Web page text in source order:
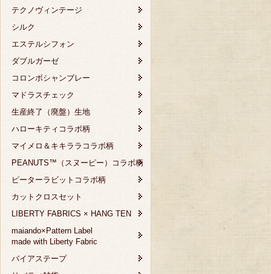
テクノヴィンテージ
シルク
エステルシフォン
ダブルガーゼ
コロンボシャンブレー
マドラスチェック
生産終了（廃盤）生地
ハローキティコラボ柄
マイメロ＆キキララコラボ柄
PEANUTS™（スヌーピー）コラボ柄
ピーターラビットコラボ柄
カットクロスセット
LIBERTY FABRICS × HANG TEN
maiando×Pattern Label
made with Liberty Fabric
バイアステープ